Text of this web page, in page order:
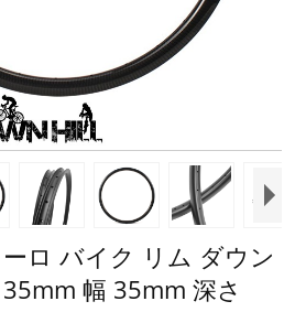
ロ バイク リム ダウン
幅 35mm 深さ